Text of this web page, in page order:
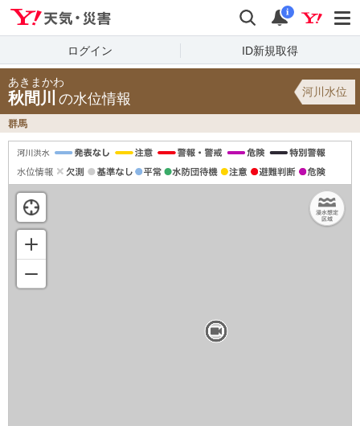
検索 通知
i
ログイン ID新規取得
あきまかわ
秋間川 の水位情報 河川水位
群馬